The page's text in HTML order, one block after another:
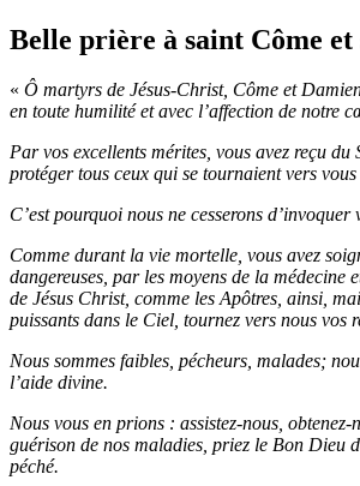
Belle prière à saint Côme
« Ô martyrs de Jésus-Christ, Côme et
en toute humilité et avec l’affection de notre
Par vos excellents mérites, vous avez reçu
protéger tous ceux qui se tournaient vers
C’est pourquoi nous ne cesserons d’invoquer
Comme durant la vie mortelle, vous avez
dangereuses, par les moyens de la médecine
de Jésus Christ, comme les Apôtres, ainsi,
puissants dans le Ciel, tournez vers nous vos
Nous sommes faibles, pécheurs, malades;
l’aide divine.
Nous vous en prions : assistez-nous,
guérison de nos maladies, priez le Bon Dieu
péché.